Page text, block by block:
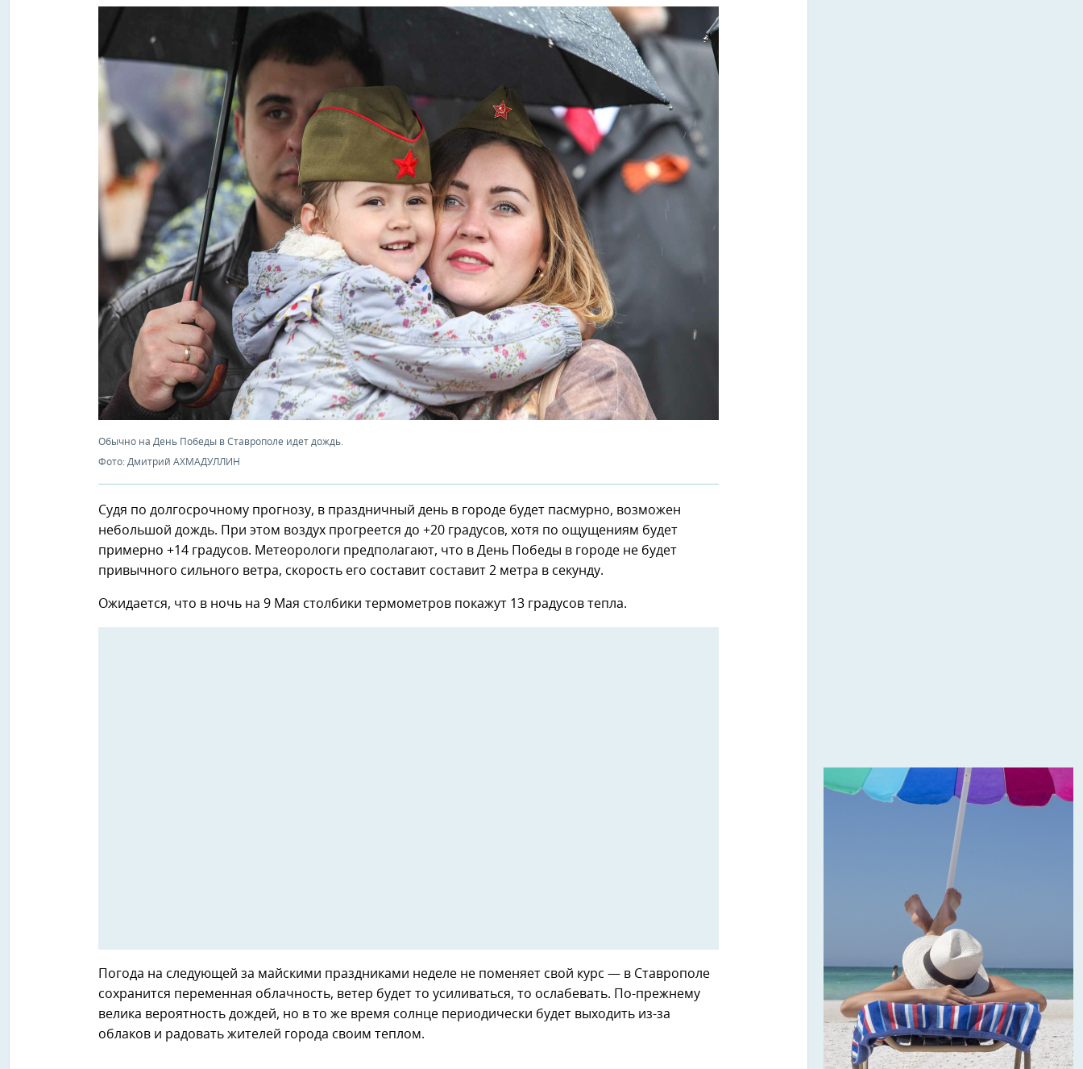
Обычно на День Победы в Ставрополе идет дождь.
Фото: Дмитрий АХМАДУЛЛИН
Судя по долгосрочному прогнозу, в праздничный день в городе будет пасмурно, возможен
небольшой дождь. При этом воздух прогреется до +20 градусов, хотя по ощущениям будет
примерно +14 градусов. Метеорологи предполагают, что в День Победы в городе не будет
привычного сильного ветра, скорость его составит составит 2 метра в секунду.
Ожидается, что в ночь на 9 Мая столбики термометров покажут 13 градусов тепла.
Погода на следующей за майскими праздниками неделе не поменяет свой курс — в Ставрополе
сохранится переменная облачность, ветер будет то усиливаться, то ослабевать. По-прежнему
велика вероятность дождей, но в то же время солнце периодически будет выходить из-за
облаков и радовать жителей города своим теплом.